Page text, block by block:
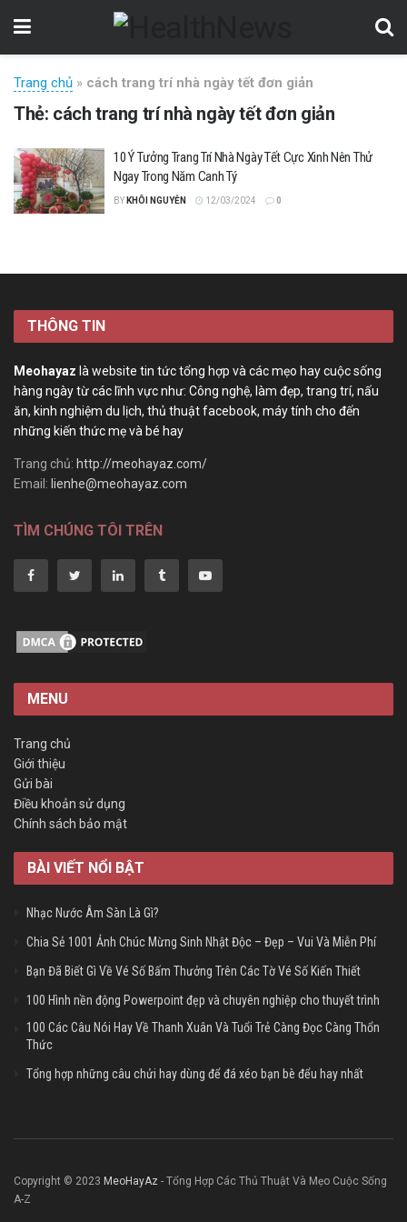
Trang chủ » cách trang trí nhà ngày tết đơn giản
Thẻ: cách trang trí nhà ngày tết đơn giản
10 Ý Tưởng Trang Trí Nhà Ngày Tết Cực Xinh Nên Thử
Ngay Trong Năm Canh Tý
BY KHÔI NGUYỄN 12/03/2024 0
THÔNG TIN
Meohayaz là website tin tức tổng hợp và các mẹo hay cuộc sống
hàng ngày từ các lĩnh vực như: Công nghệ, làm đẹp, trang trí, nấu
ăn, kinh nghiệm du lịch, thủ thuật facebook, máy tính cho đến
những kiến thức mẹ và bé hay
Trang chủ: http://meohayaz.com/
Email: lienhe@meohayaz.com
TÌM CHÚNG TÔI TRÊN
MENU
Trang chủ
Giới thiệu
Gửi bài
Điều khoản sử dụng
Chính sách bảo mật
BÀI VIẾT NỔI BẬT
Nhạc Nước Âm Sàn Là Gì?
Chia Sẻ 1001 Ảnh Chúc Mừng Sinh Nhật Độc – Đẹp – Vui Và Miễn Phí
Bạn Đã Biết Gì Về Vé Số Bấm Thưởng Trên Các Tờ Vé Số Kiến Thiết
100 Hình nền động Powerpoint đẹp và chuyên nghiệp cho thuyết trình
100 Các Câu Nói Hay Về Thanh Xuân Và Tuổi Trẻ Càng Đọc Càng Thổn
Thức
Tổng hợp những câu chửi hay dùng để đá xéo bạn bè đểu hay nhất
Copyright © 2023 MeoHayAz - Tổng Hợp Các Thủ Thuật Và Mẹo Cuộc Sống
A-Z